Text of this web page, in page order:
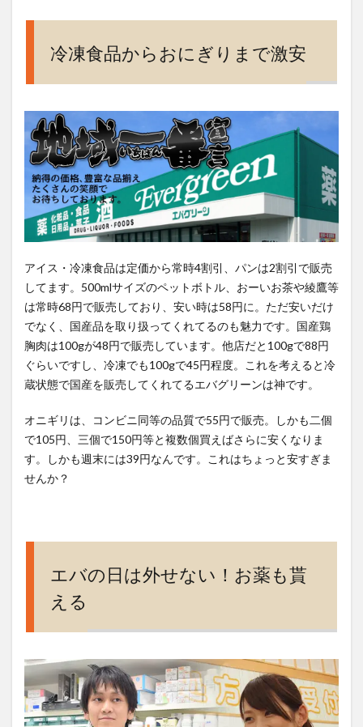
駐車
場、冷凍食品からおにぎりまで激安
アイス・冷凍食品は定価から常時4割引、パンは2割引で販売
してます。500mlサイズのペットボトル、おーいお茶や綾鷹等
は常時68円で販売しており、安い時は58円に。ただ安いだけ
でなく、国産品を取り扱ってくれてるのも魅力です。国産鶏
胸肉は100gが48円で販売しています。他店だと100gで88円
ぐらいですし、冷凍でも100gで45円程度。これを考えると冷
蔵状態で国産を販売してくれてるエバグリーンは神です。
オニギリは、コンビニ同等の品質で55円で販売。しかも二個
で105円、三個で150円等と複数個買えばさらに安くなりま
す。しかも週末には39円なんです。これはちょっと安すぎま
せんか？
エバの日は外せない！お薬も貰
える